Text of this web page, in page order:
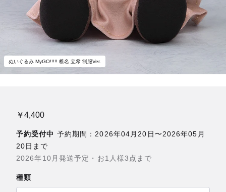
ぬいぐるみ MyGO!!!!! 椎名 立希 制服Ver.
￥4,400
予約受付中 予約期間：2026年04月20日〜2026年05月
20日まで
2026年10月発送予定・お1人様3点まで
種類